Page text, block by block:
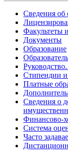
Сведения об
Факультеты
Документы
Образование
Стипендии
Платные
Сведения о
Финансово-
Система
Часто